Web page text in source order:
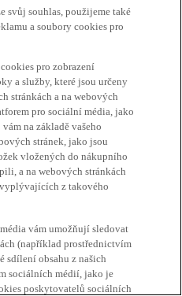
svůj souhlas, použijeme také
a soubory cookies pro
pro zobrazení
a služby, které jsou určeny
stránkách a na webových
pro sociální média, jako
na základě vašeho
stránek, jako jsou
vložených do nákupního
a na webových stránkách
z takového
vám umožňují sledovat
(například prostřednictvím
sdílení obsahu z našich
sociálních médií, jako je
poskytovatelů sociálních